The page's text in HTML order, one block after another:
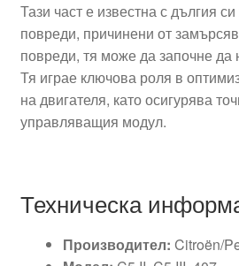
Тази част е известна с дългия
повреди, причинени от
повреди, тя може да започне да
Тя играе ключова роля в
на двигателя, като осигурява
управляващия модул.
Техническа
Производител: Citroën/